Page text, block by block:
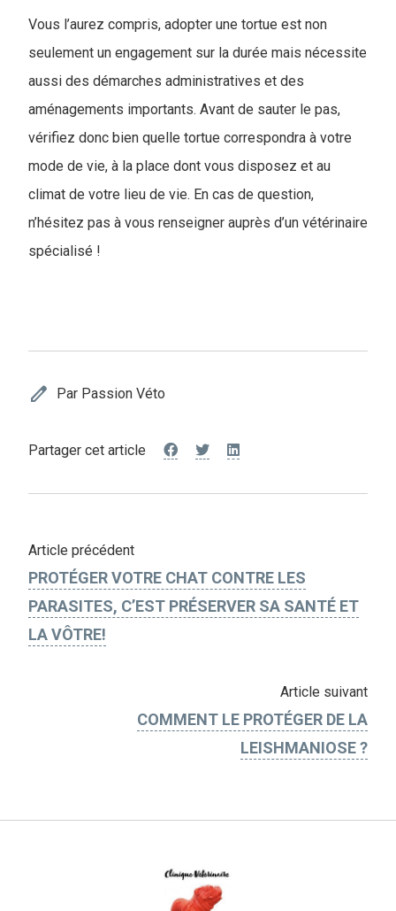
Vous l’aurez compris, adopter une tortue est non
seulement un engagement sur la durée mais nécessite
aussi des démarches administratives et des
aménagements importants. Avant de sauter le pas,
vérifiez donc bien quelle tortue correspondra à votre
mode de vie, à la place dont vous disposez et au
climat de votre lieu de vie. En cas de question,
n’hésitez pas à vous renseigner auprès d’un vétérinaire
spécialisé !
edit Par Passion Véto
Partager cet article
Article précédent
PROTÉGER VOTRE CHAT CONTRE LES
PARASITES, C’EST PRÉSERVER SA SANTÉ ET
LA VÔTRE!
Article suivant
COMMENT LE PROTÉGER DE LA
LEISHMANIOSE ?